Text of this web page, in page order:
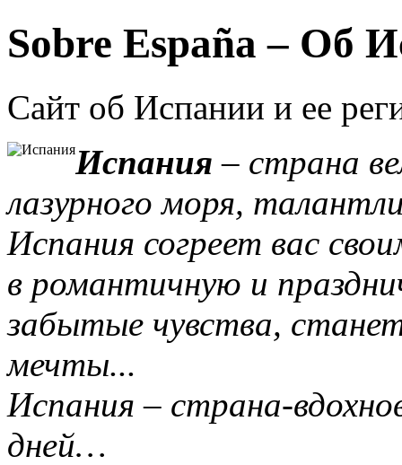
Sobre España – Об
Сайт об Испании и ее
Испания – страна
лазурного моря,
Испания согреет вас
в романтичную и
забытые чувства,
мечты...
Испания – страна-
дней…